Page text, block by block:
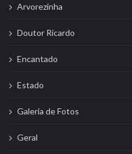
Arvorezinha
Doutor Ricardo
Encantado
Estado
Galeria de Fotos
Geral